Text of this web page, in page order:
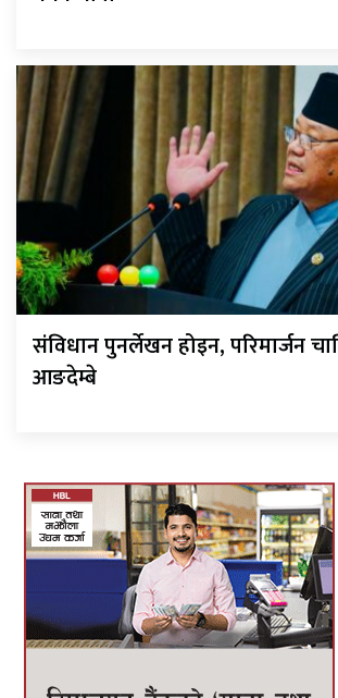
संविधान पुनर्लेखन होइन, परिमार्जन
आङदेम्बे